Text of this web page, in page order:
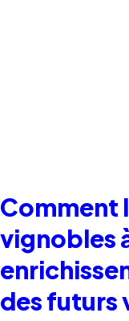
Comment
vignobles
des futurs